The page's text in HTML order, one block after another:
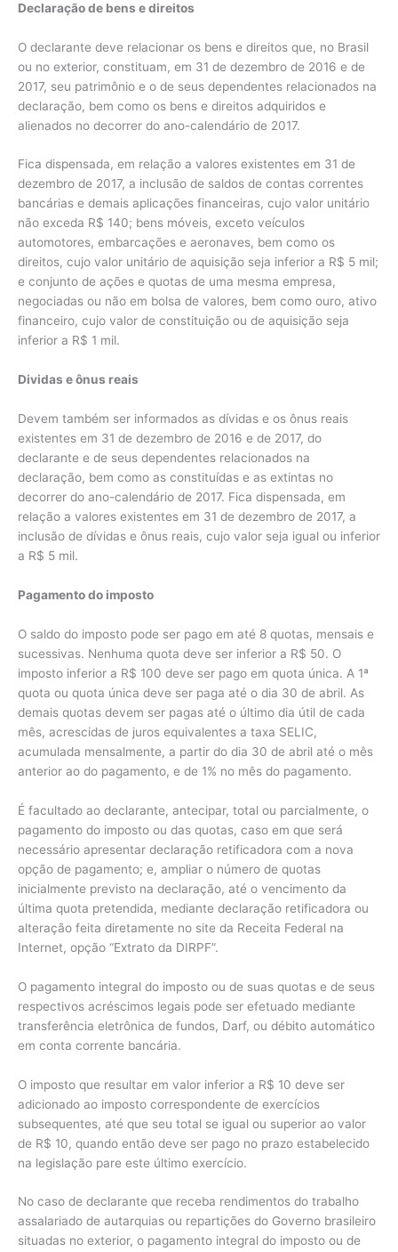
Declaração de bens e direitos
O declarante deve relacionar os bens e direitos que, no Brasil
ou no exterior, constituam, em 31 de dezembro de 2016 e de
2017, seu patrimônio e o de seus dependentes relacionados na
declaração, bem como os bens e direitos adquiridos e
alienados no decorrer do ano-calendário de 2017.
Fica dispensada, em relação a valores existentes em 31 de
dezembro de 2017, a inclusão de saldos de contas correntes
bancárias e demais aplicações financeiras, cujo valor unitário
não exceda R$ 140; bens móveis, exceto veículos
automotores, embarcações e aeronaves, bem como os
direitos, cujo valor unitário de aquisição seja inferior a R$ 5 mil;
e conjunto de ações e quotas de uma mesma empresa,
negociadas ou não em bolsa de valores, bem como ouro, ativo
financeiro, cujo valor de constituição ou de aquisição seja
inferior a R$ 1 mil.
Dividas e ônus reais
Devem também ser informados as dívidas e os ônus reais
existentes em 31 de dezembro de 2016 e de 2017, do
declarante e de seus dependentes relacionados na
declaração, bem como as constituídas e as extintas no
decorrer do ano-calendário de 2017. Fica dispensada, em
relação a valores existentes em 31 de dezembro de 2017, a
inclusão de dívidas e ônus reais, cujo valor seja igual ou inferior
a R$ 5 mil.
Pagamento do imposto
O saldo do imposto pode ser pago em até 8 quotas, mensais e
sucessivas. Nenhuma quota deve ser inferior a R$ 50. O
imposto inferior a R$ 100 deve ser pago em quota única. A 1ª
quota ou quota única deve ser paga até o dia 30 de abril. As
demais quotas devem ser pagas até o último dia útil de cada
mês, acrescidas de juros equivalentes a taxa SELIC,
acumulada mensalmente, a partir do dia 30 de abril até o mês
anterior ao do pagamento, e de 1% no mês do pagamento.
É facultado ao declarante, antecipar, total ou parcialmente, o
pagamento do imposto ou das quotas, caso em que será
necessário apresentar declaração retificadora com a nova
opção de pagamento; e, ampliar o número de quotas
inicialmente previsto na declaração, até o vencimento da
última quota pretendida, mediante declaração retificadora ou
alteração feita diretamente no site da Receita Federal na
Internet, opção “Extrato da DIRPF”.
O pagamento integral do imposto ou de suas quotas e de seus
respectivos acréscimos legais pode ser efetuado mediante
transferência eletrônica de fundos, Darf, ou débito automático
em conta corrente bancária.
O imposto que resultar em valor inferior a R$ 10 deve ser
adicionado ao imposto correspondente de exercícios
subsequentes, até que seu total se igual ou superior ao valor
de R$ 10, quando então deve ser pago no prazo estabelecido
na legislação pare este último exercício.
No caso de declarante que receba rendimentos do trabalho
assalariado de autarquias ou repartições do Governo brasileiro
situadas no exterior, o pagamento integral do imposto ou de